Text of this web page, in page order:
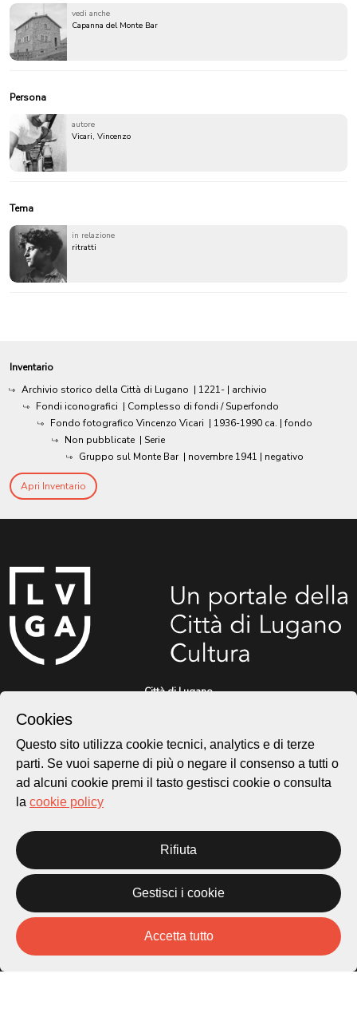
vedi anche
Capanna del Monte Bar
Persona
autore
Vicari, Vincenzo
Tema
in relazione
ritratti
Inventario
Archivio storico della Città di Lugano | 1221- | archivio
Fondi iconografici | Complesso di fondi / Superfondo
Fondo fotografico Vincenzo Vicari | 1936-1990 ca. | fondo
Non pubblicate | Serie
Gruppo sul Monte Bar | novembre 1941 | negativo
Apri Inventario
Città di Lugano
Piazza Carlo Cattaneo 1
6976 Castagnola
patrimonio@lugano.ch
t. +41 58 866 68 50
Sito istituzionale:
lugano.ch
Cookies
Questo sito utilizza cookie tecnici, analytics e di terze
parti. Se vuoi saperne di più o negare il consenso a tutti o
ad alcuni cookie premi il tasto gestisci cookie o consulta
la cookie policy
Rifiuta
Gestisci i cookie
Accetta tutto